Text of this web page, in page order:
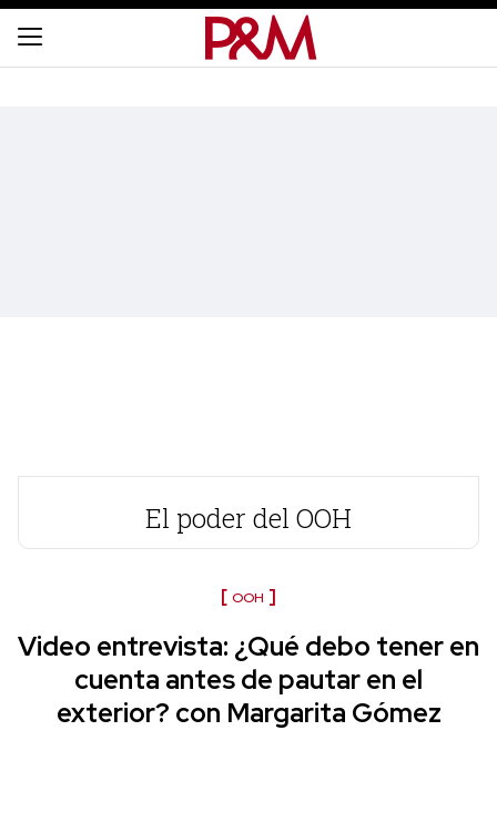
El poder del OOH
OOH
Video entrevista: ¿Qué debo tener en
cuenta antes de pautar en el
exterior? con Margarita Gómez